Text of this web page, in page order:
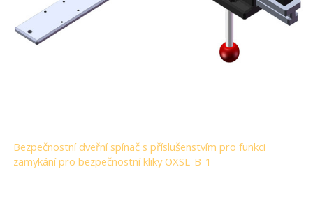
Bezpečnostní dveřní spínač s příslušenstvím pro funkci
zamykání pro bezpečnostní kliky OXSL-B-1